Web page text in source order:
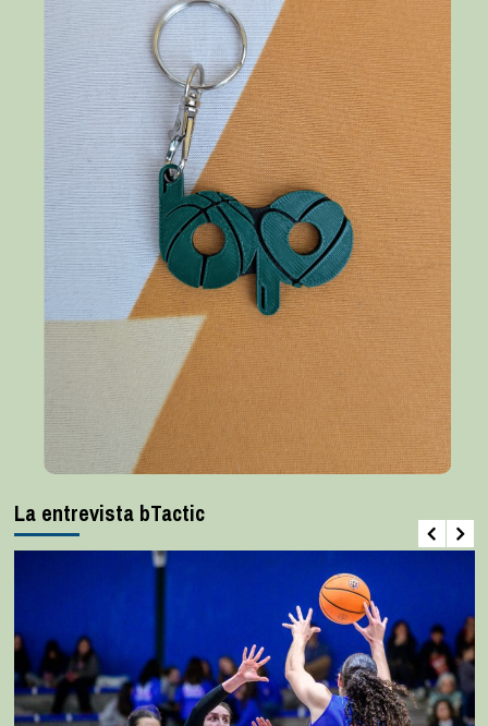
La entrevista bTactic